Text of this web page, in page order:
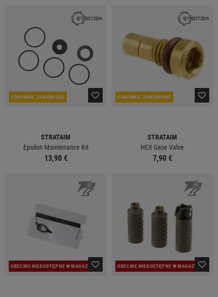
PONOWNIE ZAMÓWIONE
STRATAIM
Epsilon Maintenance Kit
13,90 €
PONOWNIE ZAMÓWIONE
STRATAIM
HEX Gase Valve
7,90 €
OBECNIE NIEDOSTĘPNE W MAGAZYNIE OBECNIE NIEDOSTĘPNE W MAGAZYNIE